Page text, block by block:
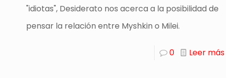
"idiotas", Desiderato nos acerca a la posibilidad de
pensar la relación entre Myshkin o Milei.
0 Leer más